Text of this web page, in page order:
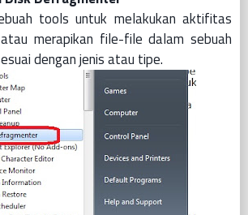
tools untuk melakukan aktifitas
merapikan file-file dalam sebuah
dengan jenis atau tipe.